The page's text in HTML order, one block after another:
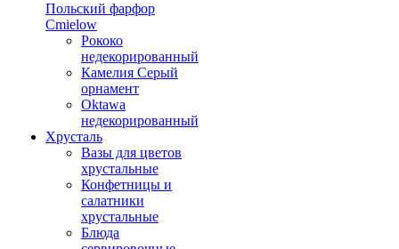
Польский фарфор
Сmielow
Рококо
недекорированный
Камелия Серый
орнамент
Oktawa
недекорированный
Хрусталь
Вазы для цветов
хрустальные
Конфетницы и
салатники
хрустальные
Блюда